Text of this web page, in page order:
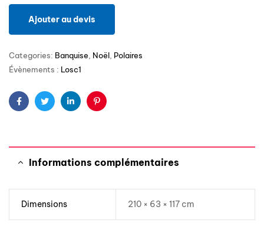
Ajouter au devis
Categories: Banquise Noël Polaires
Évènements : Losc1
FacebookTwitterLinkedinPinterest
Informations complémentaires
Dimensions 210 × 63 × 117 cm